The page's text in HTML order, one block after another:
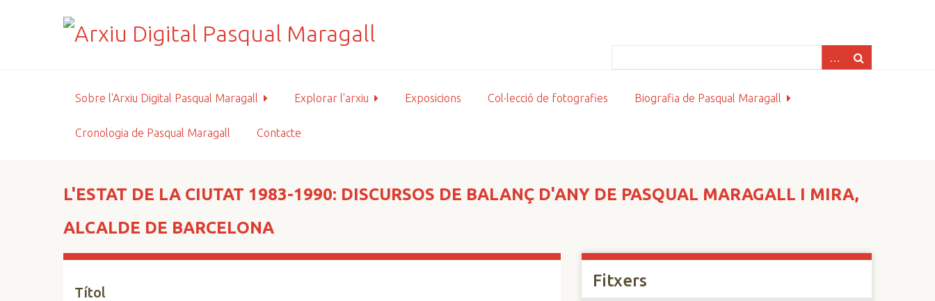
Sobre l'Arxiu Digital Pasqual Maragall Explorar l'arxiu Exposicions Col·lecció de fotografies Biografia de Pasqual Maragall
Cronologia de Pasqual Maragall Contacte
L'ESTAT DE LA CIUTAT 1983-1990: DISCURSOS DE BALANÇ D'ANY DE PASQUAL MARAGALL I MIRA,
ALCALDE DE BARCELONA
Títol
Fitxers